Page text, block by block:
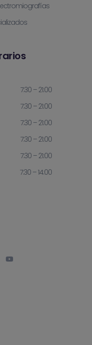
7:30 – 21:00
7:30 – 21:00
7:30 – 21:00
7:30 – 21:00
7:30 – 21:00
7:30 – 14:00